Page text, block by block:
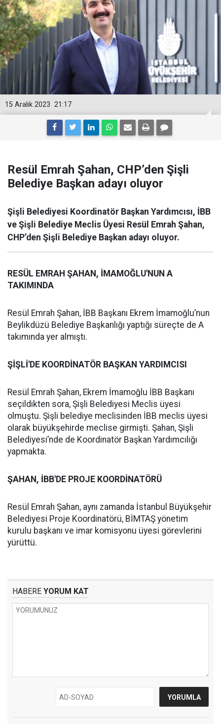
21:17
15 Aralık 2023
Resül Emrah Şahan, CHP’den Şişli
Belediye Başkan adayı oluyor
Şişli Belediyesi Koordinatör Başkan Yardımcısı, İBB
ve Şişli Belediye Meclis Üyesi Resül Emrah Şahan,
CHP’den Şişli Belediye Başkan adayı oluyor.
RESÜL EMRAH ŞAHAN, İMAMOĞLU'NUN A
TAKIMINDA
Resül Emrah Şahan, İBB Başkanı Ekrem İmamoğlu’nun
Beylikdüzü Belediye Başkanlığı yaptığı süreçte de A
takımında yer almıştı.
ŞİŞLİ'DE KOORDİNATÖR BAŞKAN YARDIMCISI
Resül Emrah Şahan, Ekrem İmamoğlu İBB Başkanı
seçildikten sora, Şişli Belediyesi Meclis üyesi
olmuştu. Şişli belediye meclisinden İBB meclis üyesi
olarak büyükşehirde meclise girmişti. Şahan, Şişli
Belediyesi’nde de Koordinatör Başkan Yardımcılığı
yapmakta.
ŞAHAN, İBB'DE PROJE KOORDİNATÖRÜ
Resül Emrah Şahan, aynı zamanda İstanbul Büyükşehir
Belediyesi Proje Koordinatörü, BİMTAŞ yönetim
kurulu başkanı ve imar komisyonu üyesi görevlerini
yürüttü.
HABERE YORUM KAT